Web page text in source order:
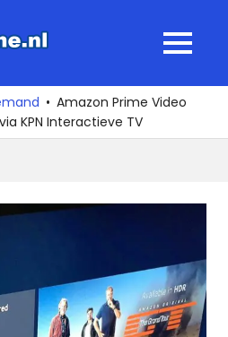
MENU
Amazon Prime Video
KPN Interactieve TV